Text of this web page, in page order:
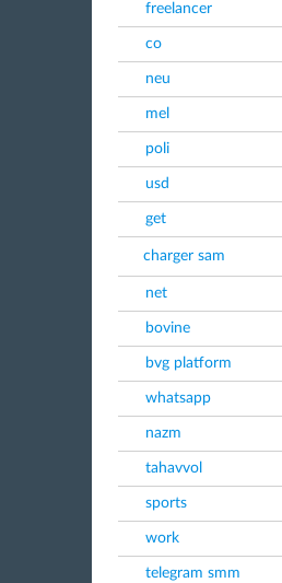
freelancer
co
neu
mel
poli
usd
get
charger sam
net
bovine
bvg platform
whatsapp
nazm
tahavvol
sports
work
telegram smm